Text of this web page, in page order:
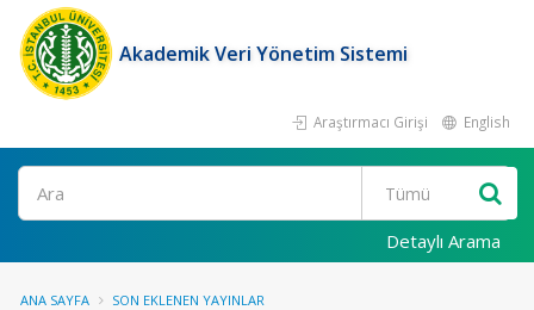
Akademik Veri Yönetim Sistemi
Araştırmacı Girişi English
Ara
Detaylı Arama
ANA SAYFA SON EKLENEN YAYINLAR